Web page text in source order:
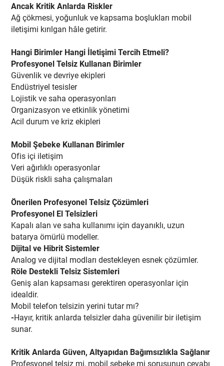
Ancak Kritik Anlarda Riskler
Ağ çökmesi, yoğunluk ve kapsama boşlukları mobil
iletişimi kırılgan hâle getirir.
Hangi Birimler Hangi İletişimi Tercih Etmeli?
Profesyonel Telsiz Kullanan Birimler
Güvenlik ve devriye ekipleri
Endüstriyel tesisler
Lojistik ve saha operasyonları
Organizasyon ve etkinlik yönetimi
Acil durum ve kriz ekipleri
Mobil Şebeke Kullanan Birimler
Ofis içi iletişim
Veri ağırlıklı operasyonlar
Düşük riskli saha çalışmaları
Önerilen Profesyonel Telsiz Çözümleri
Profesyonel El Telsizleri
Kapalı alan ve saha kullanımı için dayanıklı, uzun
batarya ömürlü modeller.
Dijital ve Hibrit Sistemler
Analog ve dijital modları destekleyen esnek çözümler.
Röle Destekli Telsiz Sistemleri
Geniş alan kapsaması gerektiren operasyonlar için
idealdir.
Mobil telefon telsizin yerini tutar mı?
-Hayır, kritik anlarda telsizler daha güvenilir bir iletişim
sunar.
Kritik Anlarda Güven, Altyapıdan Bağımsızlıkla Sağlanır
Profesyonel telsiz mi, mobil şebeke mi sorusunun cevabı